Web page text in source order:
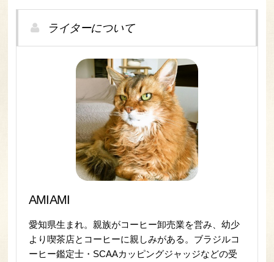
ライターについて
AMIAMI
愛知県生まれ。親族がコーヒー卸売業を営み、幼少
より喫茶店とコーヒーに親しみがある。ブラジルコ
ーヒー鑑定士・SCAAカッピングジャッジなどの受